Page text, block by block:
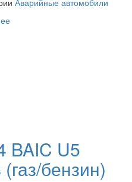
Аварийные автомобили
BAIC U5
бензин)